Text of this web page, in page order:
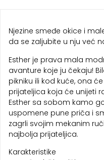
Njezine smeđe okice i
da se zaljubite u nju već
Esther je prava mala
avanture koje ju čekaju!
pikniku ili kod kuće, ona
prijateljica koja će unijeti
Esther sa sobom kamo
uspomene pune priča i
zagrli svojim mekanim
najbolja prijateljica.
Karakteristike